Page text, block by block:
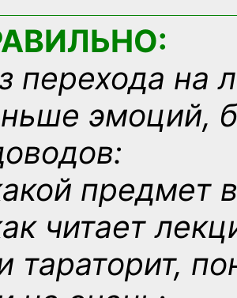
перехода на
эмоций,
предмет
читает
тараторит,